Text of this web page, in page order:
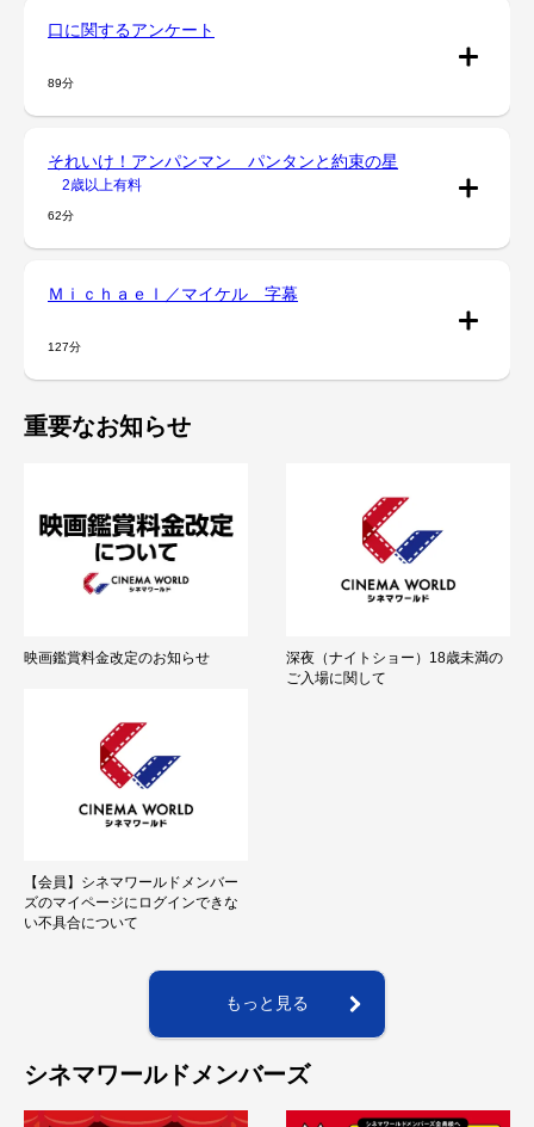
口に関するアンケート
89分
それいけ！アンパンマン パンタンと約束の星
2歳以上有料
62分
Ｍｉｃｈａｅｌ／マイケル 字幕
127分
重要なお知らせ
映画鑑賞料金改定のお知らせ
深夜（ナイトショー）18歳未満の
ご入場に関して
【会員】シネマワールドメンバー
ズのマイページにログインできな
い不具合について
もっと見る
シネマワールドメンバーズ